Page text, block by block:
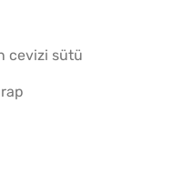
cevizi sütü